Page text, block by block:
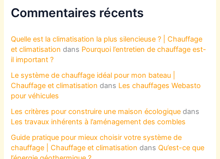
Commentaires récents
Quelle est la climatisation la plus silencieuse ? | Chauffage
et climatisation dans Pourquoi l’entretien de chauffage est-
il important ?
Le système de chauffage idéal pour mon bateau |
Chauffage et climatisation dans Les chauffages Webasto
pour véhicules
Les critères pour construire une maison écologique dans
Les travaux inhérents à l’aménagement des combles
Guide pratique pour mieux choisir votre système de
chauffage | Chauffage et climatisation dansQu’est-ce que